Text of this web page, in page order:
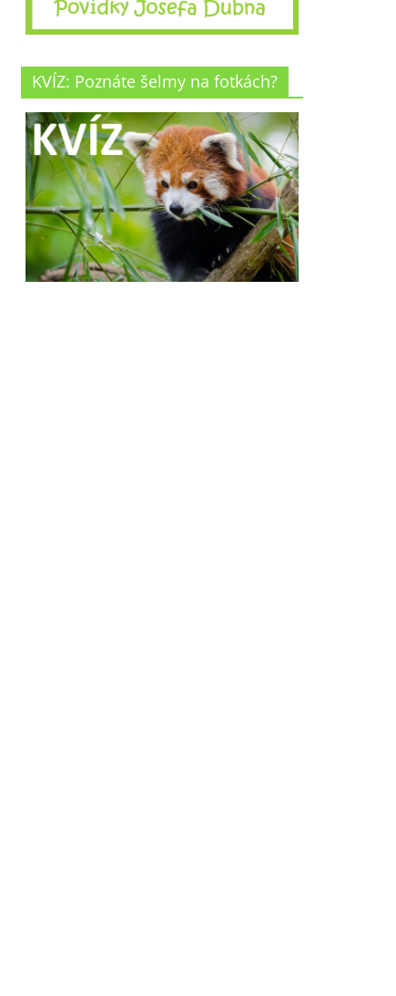
KVÍZ: Poznáte šelmy na fotkách?